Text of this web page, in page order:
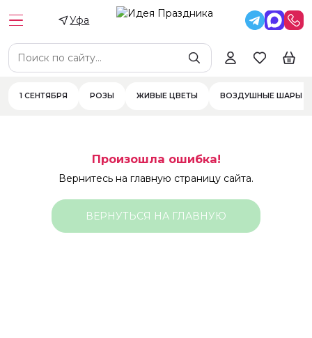
Уфа
1 СЕНТЯБРЯ РОЗЫ ЖИВЫЕ ЦВЕТЫ ВОЗДУШНЫЕ ШАРЫ
Произошла ошибка!
Вернитесь на главную страницу сайта.
ВЕРНУТЬСЯ НА ГЛАВНУЮ